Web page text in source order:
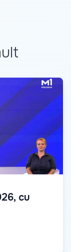
cu